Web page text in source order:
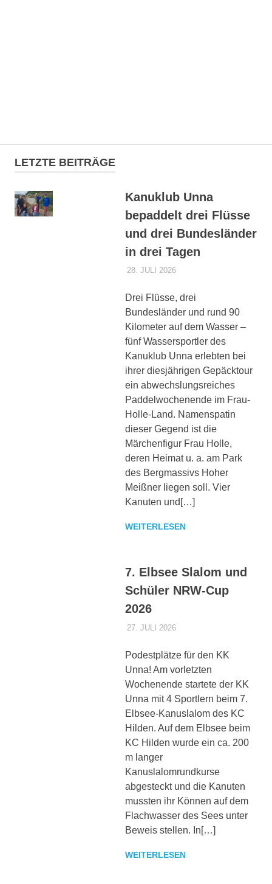
des
Unnas.
Hier
findest
LETZTE BEITRÄGE
Kanuklub Unna
bepaddelt drei Flüsse
und drei Bundesländer
in drei Tagen
28. JULI 2026DENNISZ
ALLGEMEIN
Drei Flüsse, drei
Bundesländer und rund 90
Kilometer auf dem Wasser –
fünf Wassersportler des
Kanuklub Unna erlebten bei
ihrer diesjährigen Gepäcktour
ein abwechslungsreiches
Paddelwochenende im Frau-
Holle-Land. Namenspatin
dieser Gegend ist die
Märchenfigur Frau Holle,
deren Heimat u. a. am Park
des Bergmassivs Hoher
Meißner liegen soll. Vier
Kanuten und[…]
WEITERLESEN
7. Elbsee Slalom und
Schüler NRW-Cup
2026
27. JULI 2026DENNISZ
ALLGEMEIN
Podestplätze für den KK
Unna! Am vorletzten
Wochenende startete der KK
Unna mit 4 Sportlern beim 7.
Elbsee-Kanuslalom des KC
Hilden. Auf dem Elbsee beim
KC Hilden wurde ein ca. 200
m langer
Kanuslalomrundkurse
abgesteckt und die Kanuten
mussten ihr Können auf dem
Flachwasser des Sees unter
Beweis stellen. In[…]
WEITERLESEN